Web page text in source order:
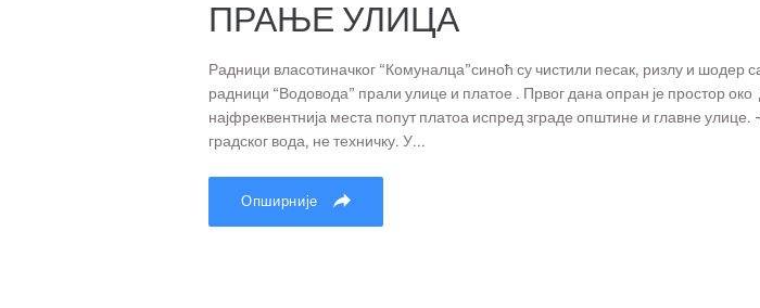
ПРАЊЕ УЛИЦА
Радници власотиначког “Комуналца”синоћ су чистили песак, ризлу и шодер
радници “Водовода” прали улице и платое . Првог дана опран је простор
најфреквентнија места попут платоа испред зграде општине и главне улице.
градског вода, не техничку. У...
Опширније